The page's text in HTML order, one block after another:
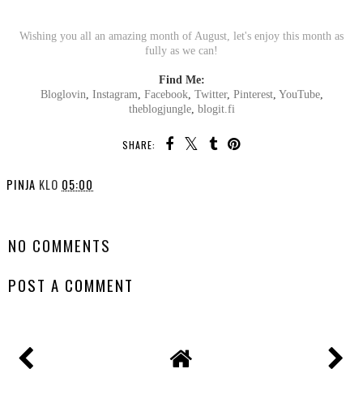
Wishing you all an amazing month of August, let's enjoy this month as
fully as we can!
Find Me:
Bloglovin, Instagram, Facebook, Twitter, Pinterest, YouTube,
theblogjungle, blogit.fi
SHARE:
PINJA KLO 05:00
NO COMMENTS
POST A COMMENT